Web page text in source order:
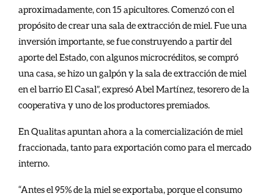
aproximadamente, con 15 apicultores. Comenzó con el
propósito de crear una sala de extracción de miel. Fue una
inversión importante, se fue construyendo a partir del
aporte del Estado, con algunos microcréditos, se compró
una casa, se hizo un galpón y la sala de extracción de miel
en el barrio El Casal”, expresó Abel Martínez, tesorero de la
cooperativa y uno de los productores premiados.
En Qualitas apuntan ahora a la comercialización de miel
fraccionada, tanto para exportación como para el mercado
interno.
“Antes el 95% de la miel se exportaba, porque el consumo